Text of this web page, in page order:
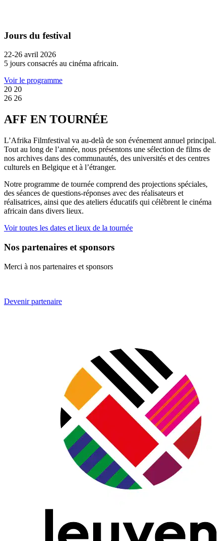
Jours du festival
22-26 avril 2026
5 jours consacrés au cinéma africain.
Voir le programme
20 20
26 26
AFF EN TOURNÉE
L’Afrika Filmfestival va au-delà de son événement annuel principal.
Tout au long de l’année, nous présentons une sélection de films de
nos archives dans des communautés, des universités et des centres
culturels en Belgique et à l’étranger.
Notre programme de tournée comprend des projections spéciales,
des séances de questions-réponses avec des réalisateurs et
réalisatrices, ainsi que des ateliers éducatifs qui célèbrent le cinéma
africain dans divers lieux.
Voir toutes les dates et lieux de la tournée
Nos partenaires et sponsors
Merci à nos partenaires et sponsors
Devenir partenaire